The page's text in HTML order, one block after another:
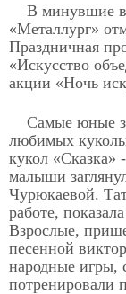
В минувшие
«Металлург»
Праздничная
«Искусство
акции «Ночь
Самые юные
любимых
кукол «Сказка»
малыши
Чурюкаевой.
работе,
Взрослые,
песенной
народные игры,
потренировали